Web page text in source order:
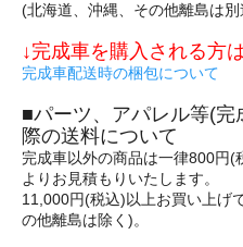
(北海道、沖縄、その他離島は
↓完成車を購入される方
完成車配送時の梱包について
■パーツ、アパレル等(
際の送料について
完成車以外の商品は一律800円(
よりお見積もりいたします。
11,000円(税込)以上お買い上げ
の他離島は除く)。